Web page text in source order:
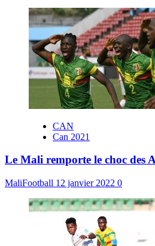
CAN
Can 2021
Le Mali remporte le choc des
MaliFootball 12 janvier 2022 0